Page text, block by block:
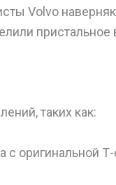
Volvo
таких как:
с оригинальной